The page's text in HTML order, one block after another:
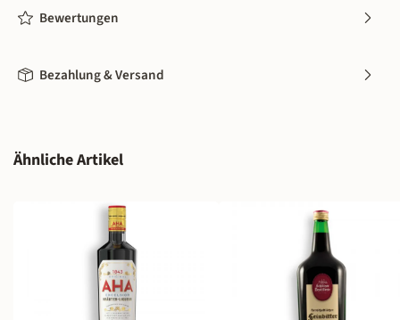
Bewertungen
Bezahlung & Versand
Produktgalerie überspringen
Ähnliche Artikel